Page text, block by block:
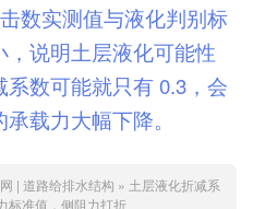
数实测值与液化判别标
说明土层液化可能性
数可能就只有 0.3，会
载力大幅下降。
| 道路给排水结构 » 土层液化折减系
标准值，侧阻力打折